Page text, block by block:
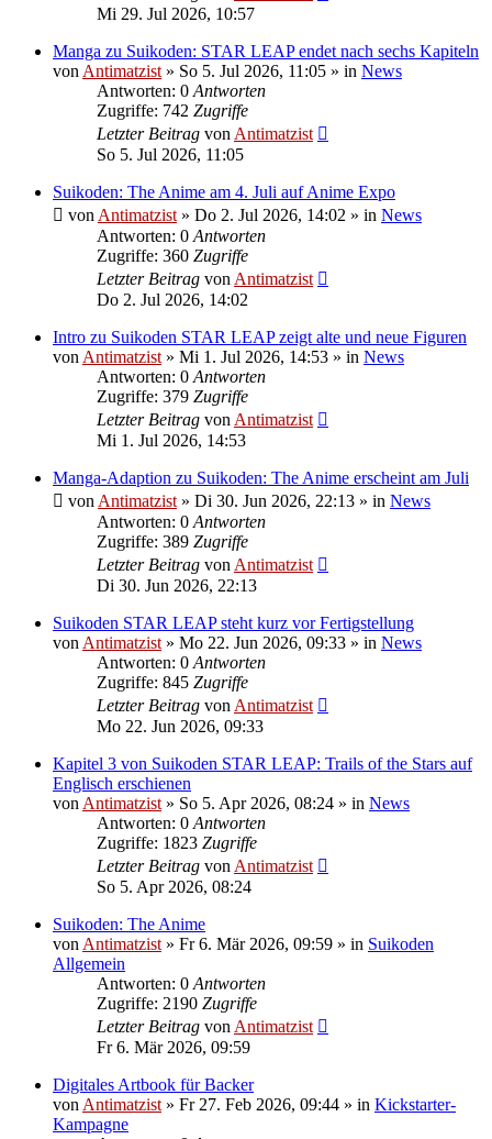
Mi 29. Jul 2026, 10:57
Manga zu Suikoden: STAR LEAP endet nach sechs Kapiteln
von Antimatzist » So 5. Jul 2026, 11:05 » in News
Antworten: 0 Antworten
Zugriffe: 742 Zugriffe
Letzter Beitrag von Antimatzist
So 5. Jul 2026, 11:05
Suikoden: The Anime am 4. Juli auf Anime Expo
von Antimatzist » Do 2. Jul 2026, 14:02 » in News
Antworten: 0 Antworten
Zugriffe: 360 Zugriffe
Letzter Beitrag von Antimatzist
Do 2. Jul 2026, 14:02
Intro zu Suikoden STAR LEAP zeigt alte und neue Figuren
von Antimatzist » Mi 1. Jul 2026, 14:53 » in News
Antworten: 0 Antworten
Zugriffe: 379 Zugriffe
Letzter Beitrag von Antimatzist
Mi 1. Jul 2026, 14:53
Manga-Adaption zu Suikoden: The Anime erscheint am Juli
von Antimatzist » Di 30. Jun 2026, 22:13 » in News
Antworten: 0 Antworten
Zugriffe: 389 Zugriffe
Letzter Beitrag von Antimatzist
Di 30. Jun 2026, 22:13
Suikoden STAR LEAP steht kurz vor Fertigstellung
von Antimatzist » Mo 22. Jun 2026, 09:33 » in News
Antworten: 0 Antworten
Zugriffe: 845 Zugriffe
Letzter Beitrag von Antimatzist
Mo 22. Jun 2026, 09:33
Kapitel 3 von Suikoden STAR LEAP: Trails of the Stars auf
Englisch erschienen
von Antimatzist » So 5. Apr 2026, 08:24 » in News
Antworten: 0 Antworten
Zugriffe: 1823 Zugriffe
Letzter Beitrag von Antimatzist
So 5. Apr 2026, 08:24
Suikoden: The Anime
von Antimatzist » Fr 6. Mär 2026, 09:59 » in Suikoden
Allgemein
Antworten: 0 Antworten
Zugriffe: 2190 Zugriffe
Letzter Beitrag von Antimatzist
Fr 6. Mär 2026, 09:59
Digitales Artbook für Backer
von Antimatzist » Fr 27. Feb 2026, 09:44 » in Kickstarter-
Kampagne